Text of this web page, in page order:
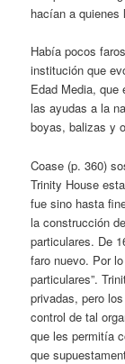
hacían a quienes
Había pocos
institución que
Edad Media, que
las ayudas a la
boyas, balizas y
Coase (p. 360)
Trinity House
fue sino hasta
la construcción
particulares. De
faro nuevo. Por
particulares”.
privadas, pero
control de tal
que les permitía
que